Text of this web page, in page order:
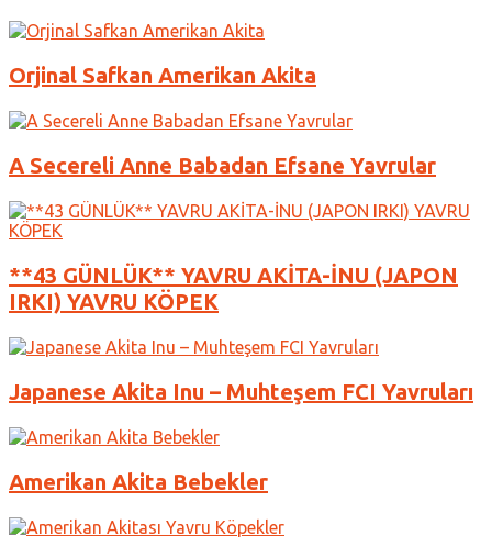
Orjinal Safkan Amerikan Akita
A Secereli Anne Babadan Efsane Yavrular
**43 GÜNLÜK** YAVRU AKİTA-İNU (JAPON
IRKI) YAVRU KÖPEK
Japanese Akita Inu – Muhteşem FCI Yavruları
Amerikan Akita Bebekler